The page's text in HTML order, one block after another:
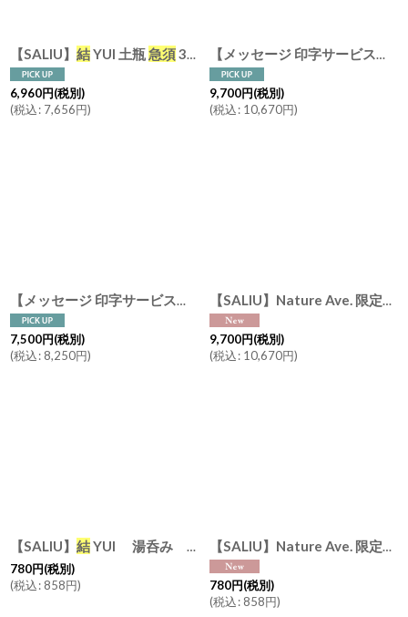
【SALIU】 結YUI 土瓶急須330ml 湯呑み（布なし内紙なし） 3点セット ギフトセット 美濃焼
6,960円(税別)
(税込: 7,656円)
【メッセージ 印字サービス】【SALIU】
9,700円(税別)
(税込: 10,670円)
【メッセージ 印字サービス】【SALIU】 結 YUI 土瓶急須
7,500円(税別)
(税込: 8,250円)
【SALIU】Nature Ave. 限定カラー 薄墨
9,700円(税別)
(税込: 10,670円)
【SALIU】 結YUI 湯呑み 湯飲み カップ コップ 美濃焼 日本製
780円(税別)
(税込: 858円)
【SALIU】Nature Ave. 限定カラー 薄墨
780円(税別)
(税込: 858円)